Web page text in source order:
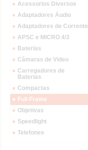
Acessorios Diversos
Adaptadores Áudio
Adaptadores de Corrente
APSC e MICRO 4/3
Baterias
Câmaras de Video
Carregadores de
Baterias
Compactas
Full-Frame
Objetivas
Speedlight
Telefones